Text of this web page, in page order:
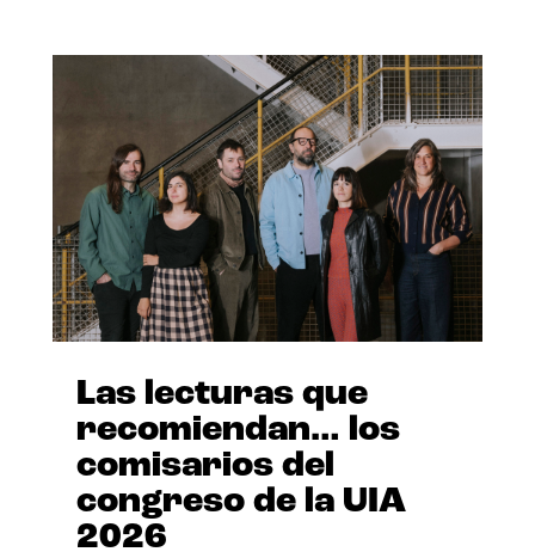
Las lecturas que
recomiendan… los
comisarios del
congreso de la UIA
2026